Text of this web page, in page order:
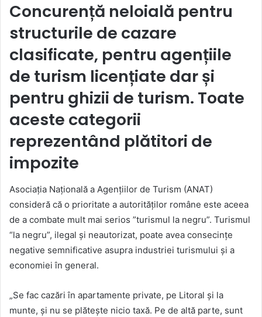
Concurență neloială pentru
structurile de cazare
clasificate, pentru agențiile
de turism licențiate dar și
pentru ghizii de turism. Toate
aceste categorii
reprezentând plătitori de
impozite
Asociația Națională a Agențiilor de Turism (ANAT)
consideră că o prioritate a autorităților române este aceea
de a combate mult mai serios ”turismul la negru”. Turismul
“la negru”, ilegal și neautorizat, poate avea consecințe
negative semnificative asupra industriei turismului și a
economiei în general.
„Se fac cazări în apartamente private, pe Litoral și la
munte, și nu se plătește nicio taxă. Pe de altă parte, sunt